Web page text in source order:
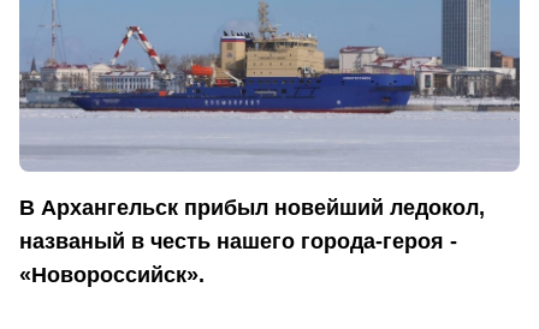
В Архангельск прибыл новейший ледокол,
названый в честь нашего города-героя -
«Новороссийск».